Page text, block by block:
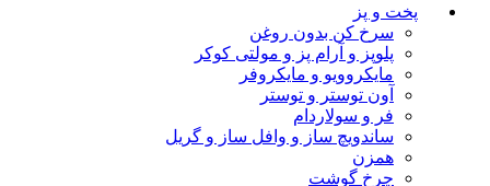
پخت و پز
سرخ کن بدون روغن
پلوپز و آرام پز و مولتی کوکر
مایکروویو و مایکروفر
آون توستر و توستر
فر و سولاردام
ساندویچ ساز و وافل ساز و گریل
همزن
چرخ گوشت